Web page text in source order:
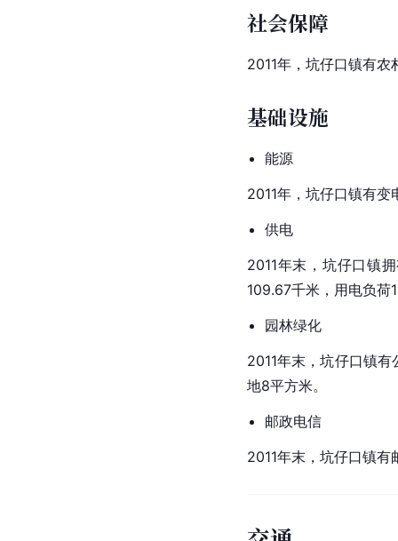
社会保障
2011年，坑仔口镇有
基础设施
能源
2011年，坑仔口镇有
供电
2011年末，坑仔口镇
109.67千米，用电负
园林绿化
2011年末，坑仔口镇
地8平方米。
邮政电信
2011年末，坑仔口镇